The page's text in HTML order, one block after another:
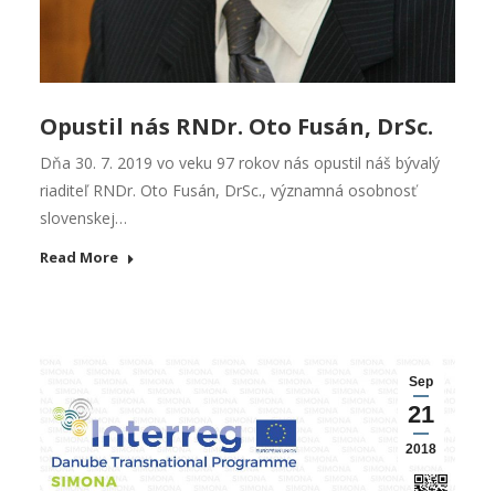
Opustil nás RNDr. Oto Fusán, DrSc.
Dňa 30. 7. 2019 vo veku 97 rokov nás opustil náš bývalý
riaditeľ RNDr. Oto Fusán, DrSc., významná osobnosť
slovenskej…
Read More
Sep
21
2018